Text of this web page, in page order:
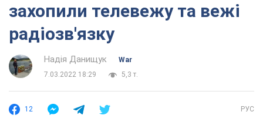
захопили телевежу та вежі
радіозв'язку
Надія Данищук
War
7.03.2022 18:29
5,3 т.
12 РУС